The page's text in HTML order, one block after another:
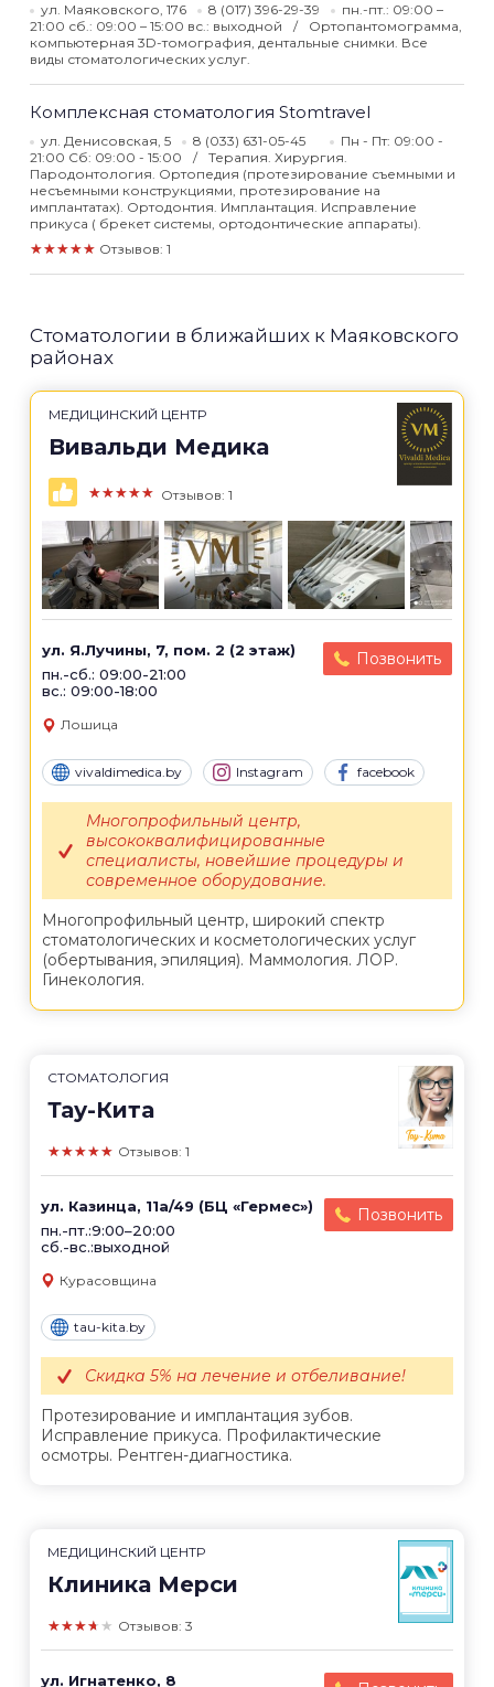
ул. Маяковского, 176 8 (017) 396-29-39
пн.-пт.: 09:00 –
21:00 сб.: 09:00 – 15:00 вс.: выходной
Ортопантомограмма,
компьютерная 3D-томография, дентальные снимки. Все
виды стоматологических услуг.
Комплексная стоматология Stomtravel
ул. Денисовская, 5 8 (033) 631-05-45
Пн - Пт: 09:00 -
21:00 Сб: 09:00 - 15:00
Терапия. Хирургия.
Пародонтология. Ортопедия (протезирование съемными и
несъемными конструкциями, протезирование на
имплантатах). Ортодонтия. Имплантация. Исправление
прикуса ( брекет системы, ортодонтические аппараты).
★★★★★ Отзывов: 1
Стоматологии в ближайших к Маяковского
районах
МЕДИЦИНСКИЙ ЦЕНТР
Вивальди Медика
★★★★★ Отзывов: 1
ул. Я.Лучины, 7, пом. 2 (2 этаж)
пн.-сб.: 09:00-21:00
вс.: 09:00-18:00
Позвонить
Лошица
vivaldimedica.by Instagram facebook
Многопрофильный центр, широкий спектр
стоматологических и косметологических услуг
(обертывания, эпиляция). Маммология. ЛОР.
Гинекология.
Многопрофильный центр,
высококвалифицированные
специалисты, новейшие процедуры и
современное оборудование.
СТОМАТОЛОГИЯ
Тау-Кита
★★★★★ Отзывов: 1
ул. Казинца, 11а/49 (БЦ «Гермес»)
пн.-пт.:9:00–20:00
сб.-вс.:выходной
Позвонить
Курасовщина
tau-kita.by
Протезирование и имплантация зубов.
Исправление прикуса. Профилактические
осмотры. Рентген-диагностика.
Скидка 5% на лечение и отбеливание!
МЕДИЦИНСКИЙ ЦЕНТР
Клиника Мерси
★★★★★ Отзывов: 3
ул. Игнатенко, 8